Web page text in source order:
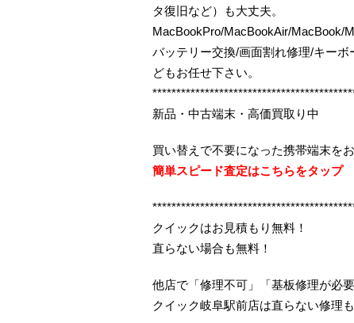
タ復旧など）も大丈夫。
MacBookPro/MacBookAir/MacBook/
バッテリー交換/画面割れ修理/キー
どもお任せ下さい。
新品・中古端末・高価買取り中
買い替えで不要になった携帯端末を
簡単スピード査定はこちらをタップ
クイックはお見積もり無料！
直らない場合も無料！
他店で「修理不可」「基板修理が必
クイック岐阜駅前店は直らない修理